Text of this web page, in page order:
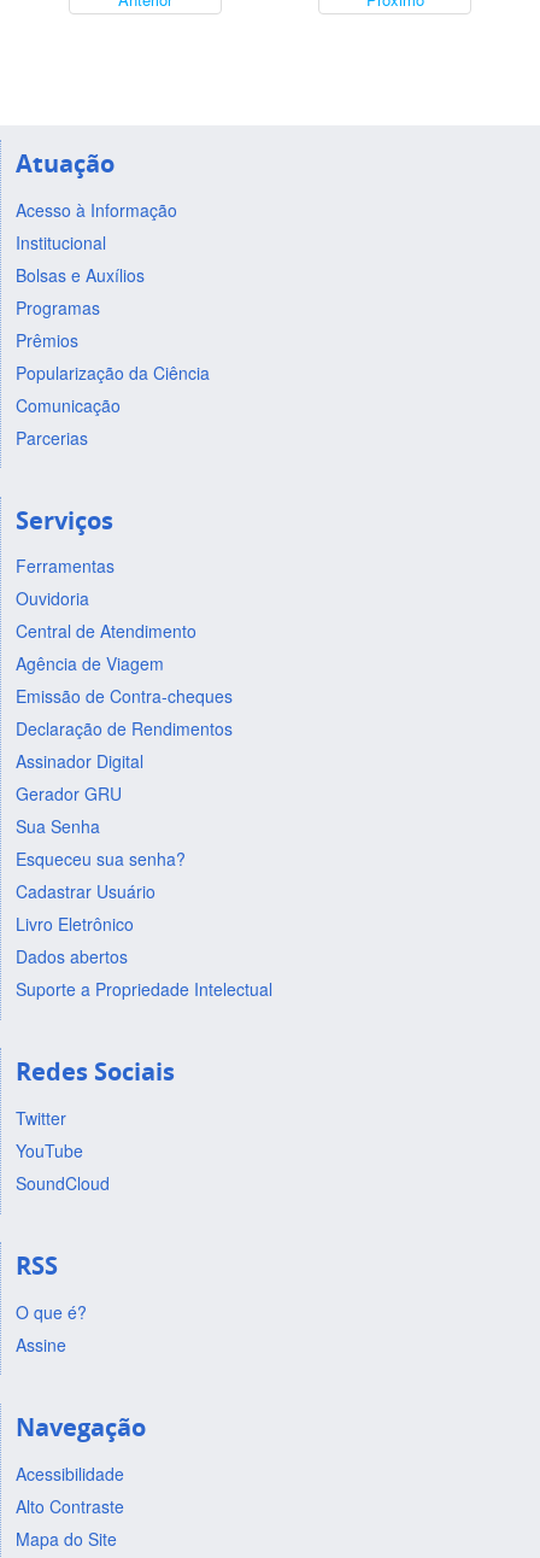
Atuação
Acesso à Informação
Institucional
Bolsas e Auxílios
Programas
Prêmios
Popularização da Ciência
Comunicação
Parcerias
Serviços
Ferramentas
Ouvidoria
Central de Atendimento
Agência de Viagem
Emissão de Contra-cheques
Declaração de Rendimentos
Assinador Digital
Gerador GRU
Sua Senha
Esqueceu sua senha?
Cadastrar Usuário
Livro Eletrônico
Dados abertos
Suporte a Propriedade Intelectual
Redes Sociais
Twitter
YouTube
SoundCloud
RSS
O que é?
Assine
Navegação
Acessibilidade
Alto Contraste
Mapa do Site